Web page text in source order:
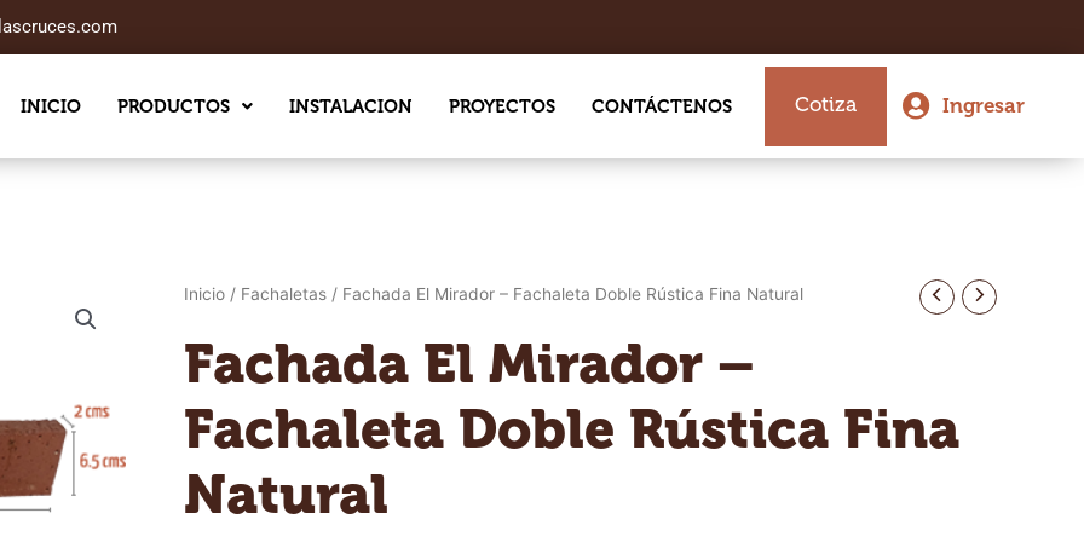
INICIO PRODUCTOS INSTALACION PROYECTOS CONTÁCTENOS Cotiza Ingresar
Inicio / Fachaletas / Fachada El Mirador – Fachaleta Doble Rústica Fina Natural
Fachada El Mirador –
Fachaleta Doble Rústica Fina
Natural